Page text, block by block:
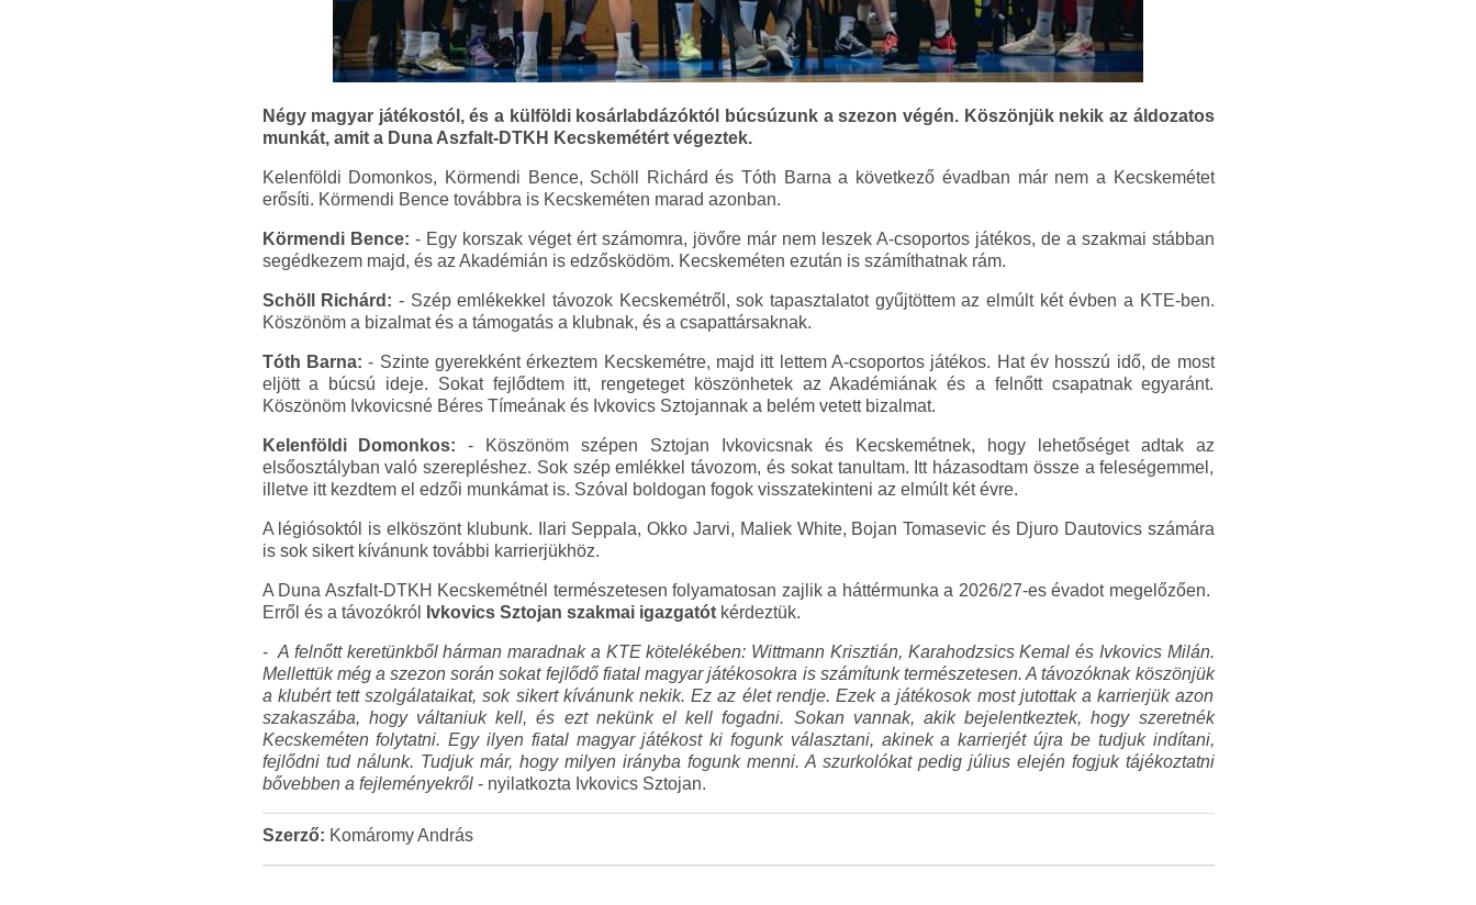
Négy magyar játékostól, és a külföldi kosárlabdázóktól búcsúzunk a szezon végén. Köszönjük nekik az áldozatos
munkát, amit a Duna Aszfalt-DTKH Kecskemétért végeztek.
Kelenföldi Domonkos, Körmendi Bence, Schöll Richárd és Tóth Barna a következő évadban már nem a Kecskemétet
erősíti. Körmendi Bence továbbra is Kecskeméten marad azonban.
Körmendi Bence: - Egy korszak véget ért számomra, jövőre már nem leszek A-csoportos játékos, de a szakmai stábban
segédkezem majd, és az Akadémián is edzősködöm. Kecskeméten ezután is számíthatnak rám.
Schöll Richárd: - Szép emlékekkel távozok Kecskemétről, sok tapasztalatot gyűjtöttem az elmúlt két évben a KTE-ben.
Köszönöm a bizalmat és a támogatás a klubnak, és a csapattársaknak.
Tóth Barna: - Szinte gyerekként érkeztem Kecskemétre, majd itt lettem A-csoportos játékos. Hat év hosszú idő, de most
eljött a búcsú ideje. Sokat fejlődtem itt, rengeteget köszönhetek az Akadémiának és a felnőtt csapatnak egyaránt.
Köszönöm Ivkovicsné Béres Tímeának és Ivkovics Sztojannak a belém vetett bizalmat.
Kelenföldi Domonkos: - Köszönöm szépen Sztojan Ivkovicsnak és Kecskemétnek, hogy lehetőséget adtak az
elsőosztályban való szerepléshez. Sok szép emlékkel távozom, és sokat tanultam. Itt házasodtam össze a feleségemmel,
illetve itt kezdtem el edzői munkámat is. Szóval boldogan fogok visszatekinteni az elmúlt két évre.
A légiósoktól is elköszönt klubunk. Ilari Seppala, Okko Jarvi, Maliek White, Bojan Tomasevic és Djuro Dautovics számára
is sok sikert kívánunk további karrierjükhöz.
A Duna Aszfalt-DTKH Kecskemétnél természetesen folyamatosan zajlik a háttérmunka a 2026/27-es évadot megelőzően.
Erről és a távozókról
Ivkovics Sztojan szakmai igazgatótkérdeztük.
-A felnőtt keretünkből hárman maradnak a KTE kötelékében: Wittmann Krisztián, Karahodzsics Kemal és Ivkovics Milán.
Mellettük még a szezon során sokat fejlődő fiatal magyar játékosokra is számítunk természetesen. A távozóknak köszönjük
a klubért tett szolgálataikat, sok sikert kívánunk nekik. Ez az élet rendje. Ezek a játékosok most jutottak a karrierjük azon
szakaszába, hogy váltaniuk kell, és ezt nekünk el kell fogadni. Sokan vannak, akik bejelentkeztek, hogy szeretnék
Kecskeméten folytatni. Egy ilyen fiatal magyar játékost ki fogunk választani, akinek a karrierjét újra be tudjuk indítani,
fejlődni tud nálunk. Tudjuk már, hogy milyen irányba fogunk menni. A szurkolókat pedig július elején fogjuk tájékoztatni
bővebben a fejleményekről- nyilatkozta Ivkovics Sztojan.
Szerző: Komáromy András